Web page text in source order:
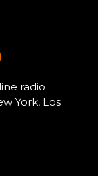
radio
York, Los